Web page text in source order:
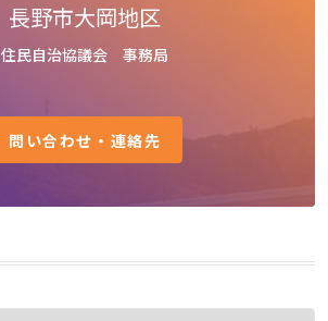
長野市大岡地区
住民自治協議会 事務局
問い合わせ・連絡先